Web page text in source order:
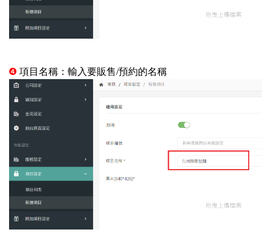
❹ 項目名稱：輸入要販售/預約的名稱